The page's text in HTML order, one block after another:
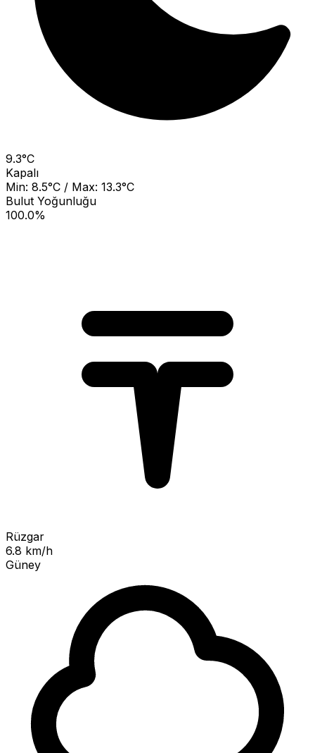
9.3°C
Kapalı
Min: 8.5°C / Max: 13.3°C
Bulut Yoğunluğu
100.0%
Rüzgar
6.8 km/h
Güney